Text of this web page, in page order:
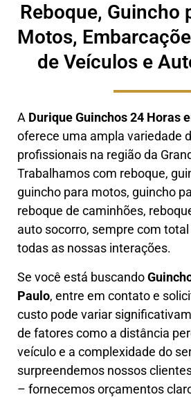
Reboque, Guincho
Motos,
de Veículos e
A Durique Guinchos 24 Horas
oferece uma ampla variedade
profissionais na região da
Trabalhamos com reboque,
guincho para motos, guincho
reboque de caminhões,
auto socorro, sempre com
todas as nossas interações.
Se você está buscando
Paulo, entre em contato e
custo pode variar
de fatores como a distância
veículo e a complexidade do
surpreendemos nossos
– fornecemos orçamentos